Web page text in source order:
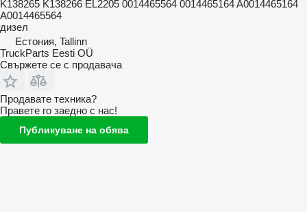
K138265 K138266 EL2205 0014465564 0014465164 A0014465164
A0014465564
дизел
Естония, Tallinn
TruckParts Eesti OÜ
Свържете се с продавача
Продавате техника?
Правете го заедно с нас!
Публикуване на обява